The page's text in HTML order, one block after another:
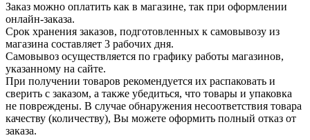
Заказ можно оплатить как в магазине, так при оформлении
онлайн-заказа.
Срок хранения заказов, подготовленных к самовывозу из
магазина составляет 3 рабочих дня.
Самовывоз осуществляется по графику работы магазинов,
указанному на сайте.
При получении товаров рекомендуется их распаковать и
сверить с заказом, а также убедиться, что товары и упаковка
не повреждены. В случае обнаружения несоответствия товара
качеству (количеству), Вы можете оформить полный отказ от
заказа.